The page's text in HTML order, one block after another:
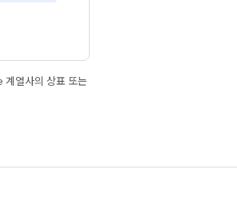
열사의 상표 또는